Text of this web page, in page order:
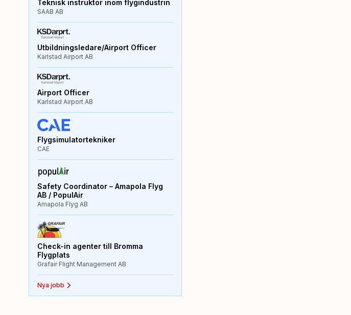
Teknisk instruktör inom flygindustrin
SAAB AB
Utbildningsledare/Airport Officer
Karlstad Airport AB
Airport Officer
Karlstad Airport AB
Flygsimulatortekniker
CAE
Safety Coordinator – Amapola Flyg
AB / PopulAir
Amapola Flyg AB
Check-in agenter till Bromma
Flygplats
Grafair Flight Management AB
Nya jobb